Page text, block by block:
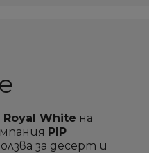
Royal White на
PIP
за десерт и